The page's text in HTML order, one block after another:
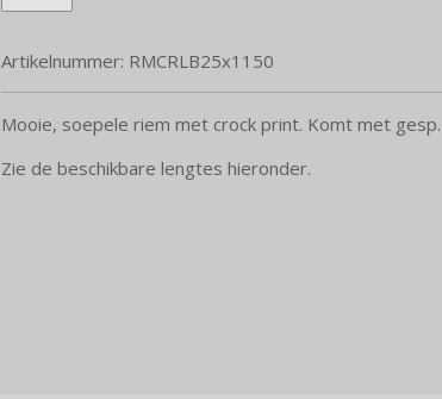
Artikelnummer: RMCRLB25x1150
Mooie, soepele riem met crock print. Komt met gesp.
Zie de beschikbare lengtes hieronder.